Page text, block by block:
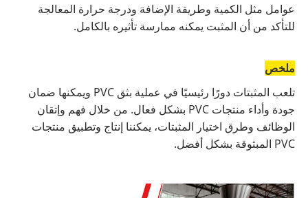
عوامل مثل الكمية وطريقة الإضافة ودرجة حرارة المعالجة
للتأكد من أن المثبت يمكنه ممارسة تأثيره بالكامل.
ملخص
تلعب المثبتات دورًا رئيسيًا في عملية بثق PVC ويمكنها ضمان
جودة وأداء منتجات PVC بشكل فعال. من خلال فهم وإتقان
الوظائف وطرق اختيار المثبتات، يمكننا إنتاج وتطبيق منتجات
PVC المبثوقة بشكل أفضل.